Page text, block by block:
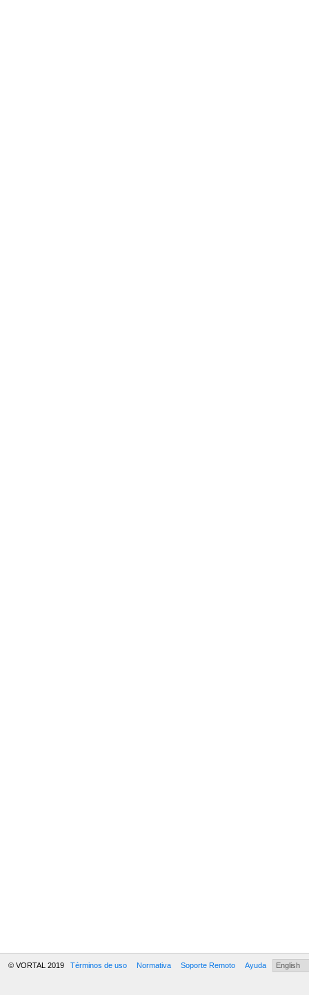
© VORTAL 2019 Términos de uso Normativa Soporte Remoto Ayuda